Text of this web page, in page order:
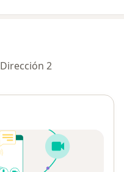
Dirección 2